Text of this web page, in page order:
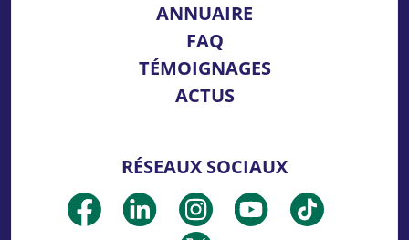
ANNUAIRE
FAQ
TÉMOIGNAGES
ACTUS
RÉSEAUX SOCIAUX